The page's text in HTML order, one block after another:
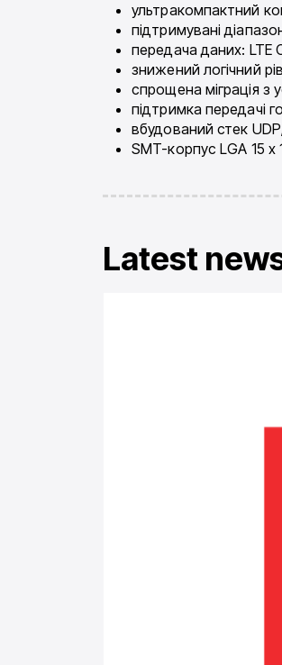
ультракомпактний
підтримувані
передача даних: LTE
знижений логічний
спрощена міграція з
підтримка передачі
вбудований стек
SMT-корпус LGA 15
Latest